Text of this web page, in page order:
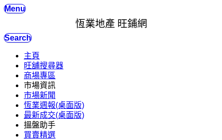
Menu
恆業地產 旺鋪網
Search
主頁
旺舖搜尋器
商場專區
市場資訊
市場新聞
恆業週報(桌面版)
最新成交(桌面版)
搵盤助手
買賣精選